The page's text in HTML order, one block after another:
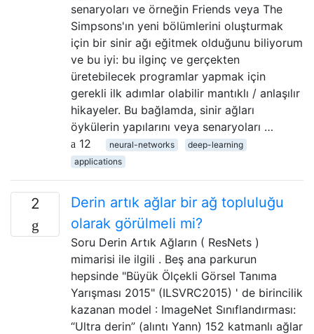
senaryoları ve örneğin Friends veya The
Simpsons'ın yeni bölümlerini oluşturmak
için bir sinir ağı eğitmek olduğunu biliyorum
ve bu iyi: bu ilginç ve gerçekten
üretebilecek programlar yapmak için
gerekli ilk adımlar olabilir mantıklı / anlaşılır
hikayeler. Bu bağlamda, sinir ağları
öykülerin yapılarını veya senaryoları …
12
neural-networks
deep-learning
applications
2
Derin artık ağlar bir ağ topluluğu
olarak görülmeli mi?
Soru Derin Artık Ağların ( ResNets )
mimarisi ile ilgili . Beş ana parkurun
hepsinde "Büyük Ölçekli Görsel Tanıma
Yarışması 2015" (ILSVRC2015) ' de birincilik
kazanan model : ImageNet Sınıflandırması:
“Ultra derin” (alıntı Yann) 152 katmanlı ağlar